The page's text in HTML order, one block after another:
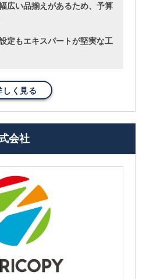
広い品揃えがあるため、予算
定もエキスパートが堅実な工
しく見る
会社